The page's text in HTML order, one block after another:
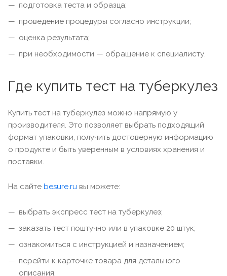
подготовка теста и образца;
проведение процедуры согласно инструкции;
оценка результата;
при необходимости — обращение к специалисту.
Где купить тест на туберкулез
Купить тест на туберкулез можно напрямую у
производителя. Это позволяет выбрать подходящий
формат упаковки, получить достоверную информацию
о продукте и быть уверенным в условиях хранения и
поставки.
На сайте besure.ru вы можете:
выбрать экспресс тест на туберкулез;
заказать тест поштучно или в упаковке 20 штук;
ознакомиться с инструкцией и назначением;
перейти к карточке товара для детального
описания.